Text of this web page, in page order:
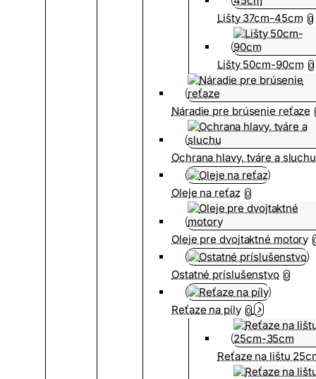
Lišty 37cm-45cm 0
Lišty 50cm-90cm 0
Náradie pre brúsenie reťaze
Ochrana hlavy, tváre a sluchu
Oleje na reťaz 0
Oleje pre dvojtaktné motory
Ostatné príslušenstvo 0
Reťaze na píly 0
Reťaze na lištu